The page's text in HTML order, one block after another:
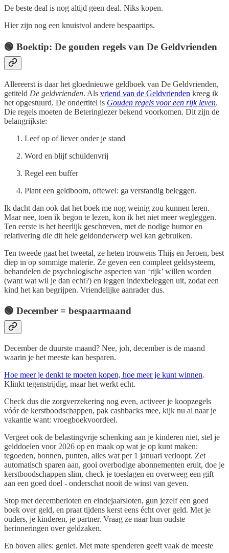
De beste deal is nog altijd geen deal. Niks kopen.
Hier zijn nog een knuistvol andere bespaartips.
🟢 Boektip: De gouden regels van De Geldvrienden
Allereerst is daar het gloednieuwe geldboek van De Geldvrienden,
getiteld De geldvrienden. Als vriend van de Geldvrienden kreeg ik
het opgestuurd. De ondertitel is Gouden regels voor een rijk leven.
Die regels moeten de Beteringlezer bekend voorkomen. Dit zijn de
belangrijkste:
Leef op of liever onder je stand
Word en blijf schuldenvrij
Regel een buffer
Plant een geldboom, oftewel: ga verstandig beleggen.
Ik dacht dan ook dat het boek me nog weinig zou kunnen leren.
Maar nee, toen ik begon te lezen, kon ik het niet meer wegleggen.
Ten eerste is het heerlijk geschreven, met de nodige humor en
relativering die dit hele geldonderwerp wel kan gebruiken.
Ten tweede gaat het tweetal, ze heten trouwens Thijs en Jeroen, best
diep in op sommige materie. Ze geven een compleet geldsysteem,
behandelen de psychologische aspecten van ‘rijk’ willen worden
(want wat wil je dan echt?) en leggen indexbeleggen uit, zodat een
kind het kan begrijpen. Vriendelijke aanrader dus.
🟢 December = bespaarmaand
December de duurste maand? Nee, joh, december is de maand
waarin je het meeste kan besparen.
Hoe meer je denkt te moeten kopen, hoe meer je kunt winnen.
Klinkt tegenstrijdig, maar het werkt echt.
Check dus die zorgverzekering nog even, activeer je koopzegels
vóór de kerstboodschappen, pak cashbacks mee, kijk nu al naar je
vakantie want: vroegboekvoordeel.
Vergeet ook de belastingvrije schenking aan je kinderen niet, stel je
gelddoelen voor 2026 op en maak op wat je op kunt maken:
tegoeden, bonnen, punten, alles wat per 1 januari verloopt. Zet
automatisch sparen aan, gooi overbodige abonnementen eruit, doe je
kerstboodschappen slim, check je toeslagen en overweeg een gift
aan een goed doel - onderschat nooit de winst van geven.
Stop met decemberloten en eindejaarsloten, gun jezelf een goed
boek over geld, en praat tijdens kerst eens écht over geld. Met je
ouders, je kinderen, je partner. Vraag ze naar hun oudste
herinneringen over geldzaken.
En boven alles: geniet. Met mate spenderen geeft vaak de meeste